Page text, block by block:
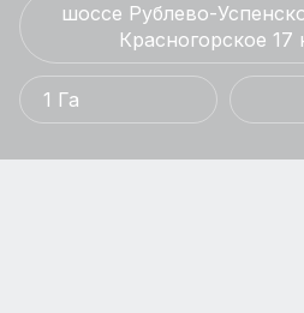
шоссе Рублево-
Красногорское
1 Га